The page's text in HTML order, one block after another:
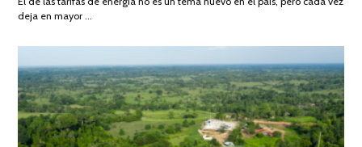
DE
deja en mayor …